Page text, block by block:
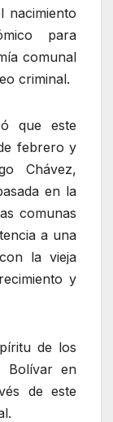
nacimiento
para
comunal
criminal.
que este
febrero y
Chávez,
en la
comunas
a una
la vieja
y
de los
Bolívar en
de este